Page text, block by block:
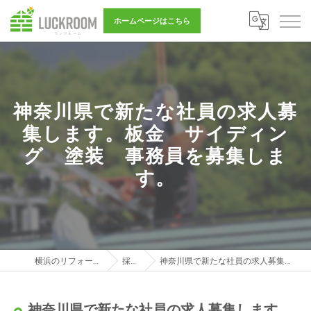
ホームページはこちら
神奈川県で新たな社員の求人募
集します。板金 サイディン
グ 塗装 事務員を募集しま
す。
横浜のリフォーム営業は株式会社LUCKROOM 採用ブログ 神奈川県で新たな社員の求人募集します。板金 サイディング 塗装 事務員を募集します。